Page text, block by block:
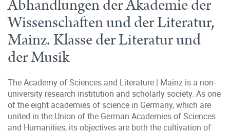
Abhandlungen der Akademie der
Wissenschaften und der Literatur,
Mainz. Klasse der Literatur und
der Musik
The Academy of Sciences and Literature | Mainz is a non-
university research institution and scholarly society. As one
of the eight academies of science in Germany, which are
united in the Union of the German Academies of Sciences
and Humanities, its objectives are both the cultivation of